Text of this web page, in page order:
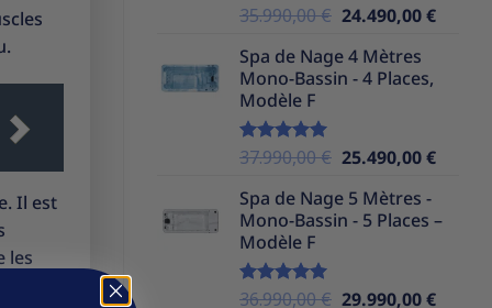
Il est
les
Note5.00
35.990,00€ Le
initial
était :
24.490,00€Le
Spa de Nage 4 Mètres
Mono-Bassin - 4 Places,
Modèle F
Note5.00
37.990,00€ Le
initial
était :
25.490,00€Le
est :
Spa de Nage 5 Mètres -
Mono-Bassin - 5 Places –
Modèle F
Note5.00
36.990,00€ Le
29.990,00€Le